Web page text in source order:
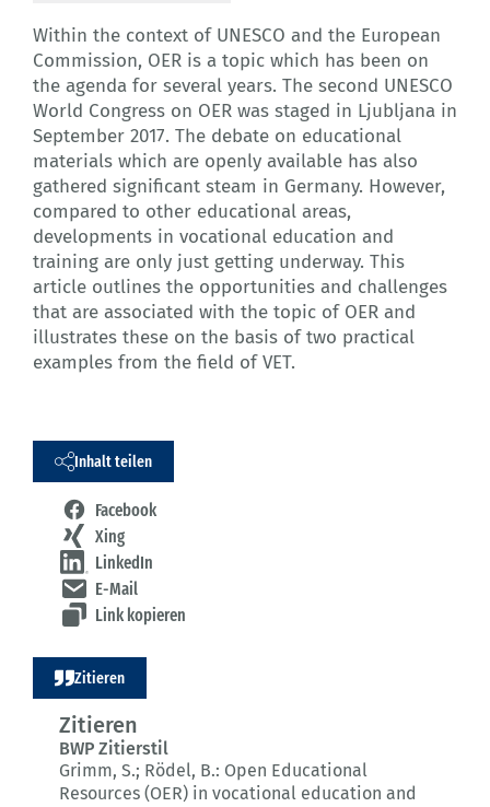
Within the context of UNESCO and the European
Commission, OER is a topic which has been on
the agenda for several years. The second UNESCO
World Congress on OER was staged in Ljubljana in
September 2017. The debate on educational
materials which are openly available has also
gathered significant steam in Germany. However,
compared to other educational areas,
developments in vocational education and
training are only just getting underway. This
article outlines the opportunities and challenges
that are associated with the topic of OER and
illustrates these on the basis of two practical
examples from the field of VET.
Inhalt teilen
Facebook
Xing
LinkedIn
E-Mail
Link kopieren
Zitieren
Zitieren
BWP Zitierstil
Grimm, S.; Rödel, B.: Open Educational
Resources (OER) in vocational education and